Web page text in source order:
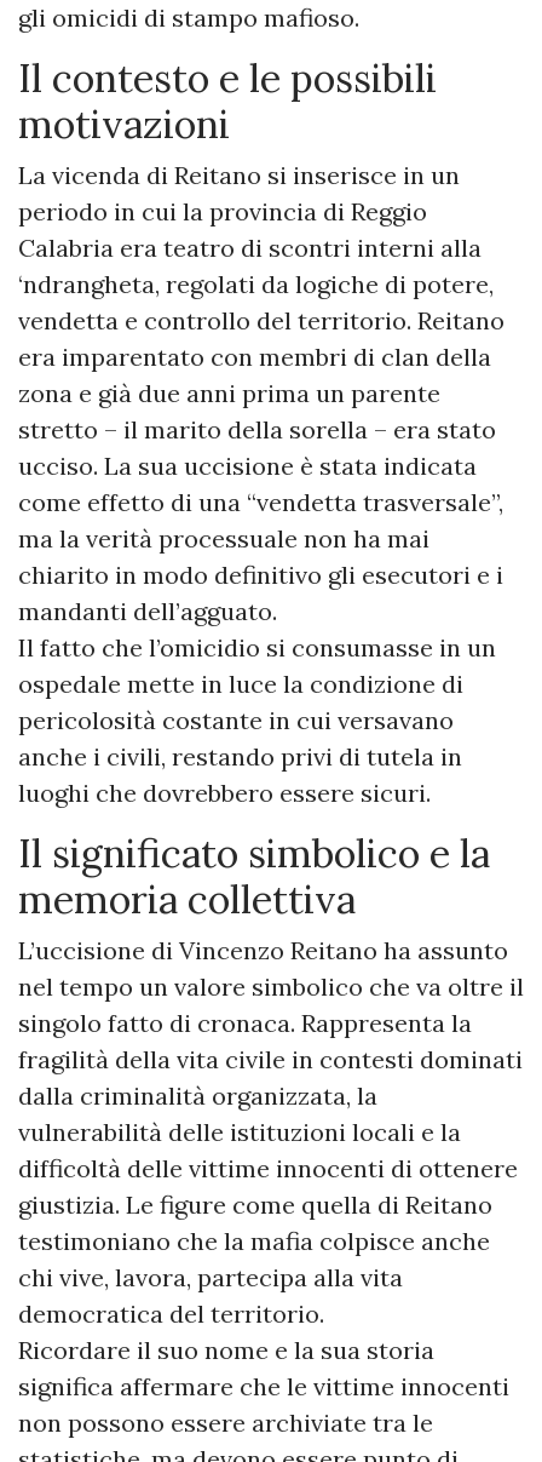
gli omicidi di stampo mafioso.
Il contesto e le possibili
motivazioni
La vicenda di Reitano si inserisce in un
periodo in cui la provincia di Reggio
Calabria era teatro di scontri interni alla
‘ndrangheta, regolati da logiche di potere,
vendetta e controllo del territorio. Reitano
era imparentato con membri di clan della
zona e già due anni prima un parente
stretto – il marito della sorella – era stato
ucciso. La sua uccisione è stata indicata
come effetto di una “vendetta trasversale”,
ma la verità processuale non ha mai
chiarito in modo definitivo gli esecutori e i
mandanti dell’agguato.
Il fatto che l’omicidio si consumasse in un
ospedale mette in luce la condizione di
pericolosità costante in cui versavano
anche i civili, restando privi di tutela in
luoghi che dovrebbero essere sicuri.
Il significato simbolico e la
memoria collettiva
L’uccisione di Vincenzo Reitano ha assunto
nel tempo un valore simbolico che va oltre il
singolo fatto di cronaca. Rappresenta la
fragilità della vita civile in contesti dominati
dalla criminalità organizzata, la
vulnerabilità delle istituzioni locali e la
difficoltà delle vittime innocenti di ottenere
giustizia. Le figure come quella di Reitano
testimoniano che la mafia colpisce anche
chi vive, lavora, partecipa alla vita
democratica del territorio.
Ricordare il suo nome e la sua storia
significa affermare che le vittime innocenti
non possono essere archiviate tra le